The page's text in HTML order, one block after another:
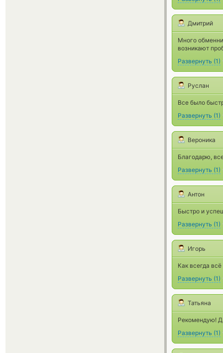
Дмитрий
Много
возникают
Развернуть (1)
Руслан
Все было
Развернуть (1)
Вероника
Благодарю,
Развернуть (1)
Антон
Быстро и
Развернуть (1)
Игорь
Как всегда
Развернуть (1)
Татьяна
Рекомендую!
Развернуть (1)